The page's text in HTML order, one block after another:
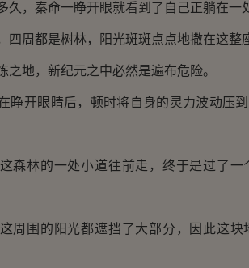
，秦命一睁开眼就看到了自己正躺在一
周都是树林，阳光斑斑点点地撒在这整
地，新纪元之中必然是遍布危险。
开眼睛后，顿时将自身的灵力波动压到
林的一处小道往前走，终于是过了一
围的阳光都遮挡了大部分，因此这块